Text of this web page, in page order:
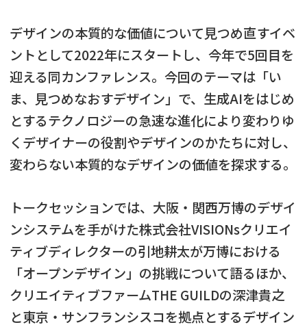
デザインの本質的な価値について見つめ直すイベ
ントとして2022年にスタートし、今年で5回目を
迎える同カンファレンス。今回のテーマは「い
ま、見つめなおすデザイン」で、生成AIをはじめ
とするテクノロジーの急速な進化により変わりゆ
くデザイナーの役割やデザインのかたちに対し、
変わらない本質的なデザインの価値を探求する。
トークセッションでは、大阪・関西万博のデザイ
ンシステムを手がけた株式会社VISIONsクリエイ
ティブディレクターの引地耕太が万博における
「オープンデザイン」の挑戦について語るほか、
クリエイティブファームTHE GUILDの深津貴之
と東京・サンフランシスコを拠点とするデザイン